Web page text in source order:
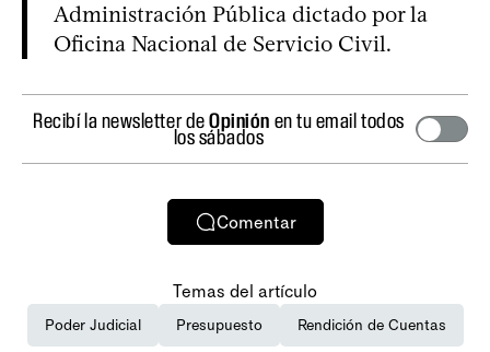
Administración Pública dictado por la
Oficina Nacional de Servicio Civil.
Recibí la newsletter deOpinión en tu email todos
los sábados
Comentar
Temas del artículo
Poder Judicial Presupuesto Rendición de Cuentas